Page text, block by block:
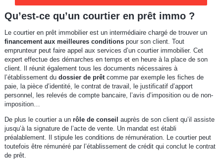
Qu’est-ce qu’un courtier en prêt immo ?
Le courtier en prêt immobilier est un intermédiaire chargé de trouver un
financement aux meilleures conditions pour son client. Tout
emprunteur peut faire appel aux services d’un courtier immobilier. Cet
expert effectue des démarches en temps et en heure à la place de son
client. Il réunit également tous les documents nécessaires à
l’établissement du dossier de prêtcomme par exemple les fiches de
paie, la pièce d’identité, le contrat de travail, le justificatif d’apport
personnel, les relevés de compte bancaire, l’avis d’imposition ou de non-
imposition…
De plus le courtier a un rôle de conseil auprès de son client qu’il assiste
jusqu’à la signature de l’acte de vente. Un mandat est établi
préalablement. Il stipule les conditions de rémunération. Le courtier peut
toutefois être rémunéré par l’établissement de crédit qui conclut le contrat
de prêt.